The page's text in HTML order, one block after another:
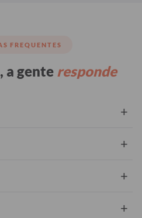
FREQUENTES
a gente responde
+
+
+
+